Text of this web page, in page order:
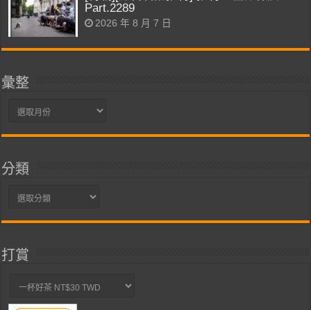
Part.2289
2026 年 8 月 7 日
彙整
彙
分類
分
打賞